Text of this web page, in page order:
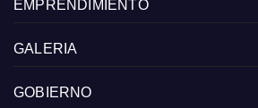
EMPRENDIMIENTO
GALERIA
GOBIERNO